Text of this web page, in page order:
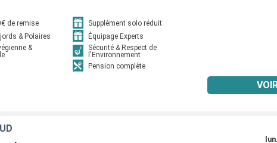
de remise
Supplément solo réduit
& Polaires
Équipage Experts
&
Sécurité & Respect de
l'Environnement
Pension complète